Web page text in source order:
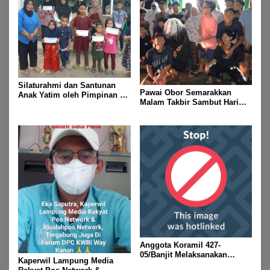
Silaturahmi dan Santunan
Anak Yatim oleh Pimpinan PT
Pawai Obor Semarakkan
Malam Takbir Sambut Hari
Asam, Kecamatan Banjit
Kaperwil Lampung Media
Anggota Koramil 427-
05/Banjit Melaksanakan